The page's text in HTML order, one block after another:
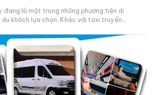
đang là một trong những phương tiện di
khách lựa chọn. Khác với taxi truyền...